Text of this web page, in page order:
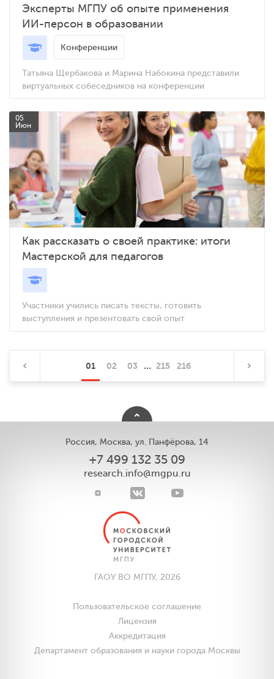
Эксперты МГПУ об опыте применения
ИИ-персон в образовании
Конференции
Татьяна Щербакова и Марина Набокина представили
виртуальных собеседников на конференции
05
Июн
Как рассказать о своей практике: итоги
Мастерской для педагогов
Участники учились писать тексты, готовить
выступления и презентовать свой опыт
01 02 03 ... 215 216
Россия, Москва, ул. Панфёрова, 14
+7 499 132 35 09
research.info@mgpu.ru
ГАОУ ВО МГПУ, 2026
Пользовательское соглашение
Лицензия
Аккредитация
Департамент образования и науки города Москвы